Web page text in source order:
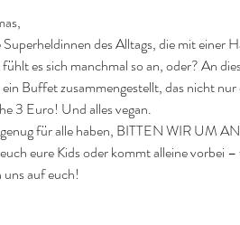
Superheldinnen des Alltags, die mit
es sich manchmal so an, oder? An
Buffet zusammengestellt, das nicht
3 Euro! Und alles vegan.
für alle haben, BITTEN WIR UM
eure Kids oder kommt alleine vorbei
auf euch!